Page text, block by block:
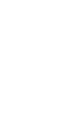
balení